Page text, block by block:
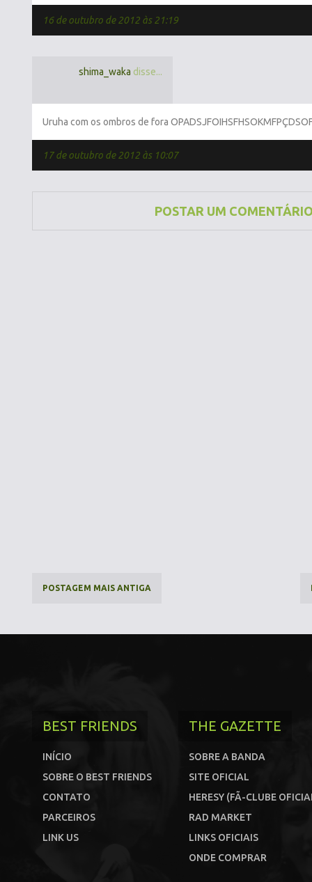
16 de outubro de 2012 às 21:19
shima_waka disse...
Uruha com os ombros de fora
17 de outubro de 2012 às 10:07
POSTAR UM
POSTAGEM MAIS ANTIGA
BEST FRIENDS
INÍCIO
SOBRE O BEST FRIENDS
CONTATO
PARCEIROS
LINK US
THE GAZETTE
SOBRE A BANDA
SITE OFICIAL
HERESY (FÃ-CLUBE
RAD MARKET
LINKS OFICIAIS
ONDE COMPRAR